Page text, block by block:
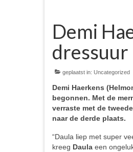
Demi
dressuur
geplaatst in: Uncategorized
Demi Haerkens
begonnen. Met de
verraste met de
naar de derde plaats.
“Daula liep met super
kreeg Daula een